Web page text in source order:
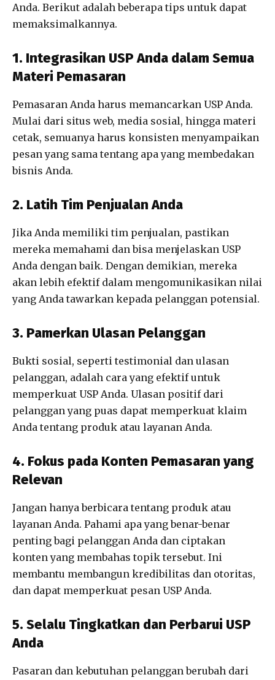
Anda. Berikut adalah beberapa tips untuk dapat
memaksimalkannya.
1. Integrasikan USP Anda dalam Semua
Materi Pemasaran
Pemasaran Anda harus memancarkan USP Anda.
Mulai dari situs web, media sosial, hingga materi
cetak, semuanya harus konsisten menyampaikan
pesan yang sama tentang apa yang membedakan
bisnis Anda.
2. Latih Tim Penjualan Anda
Jika Anda memiliki tim penjualan, pastikan
mereka memahami dan bisa menjelaskan USP
Anda dengan baik. Dengan demikian, mereka
akan lebih efektif dalam mengomunikasikan nilai
yang Anda tawarkan kepada pelanggan potensial.
3. Pamerkan Ulasan Pelanggan
Bukti sosial, seperti testimonial dan ulasan
pelanggan, adalah cara yang efektif untuk
memperkuat USP Anda. Ulasan positif dari
pelanggan yang puas dapat memperkuat klaim
Anda tentang produk atau layanan Anda.
4. Fokus pada Konten Pemasaran yang
Relevan
Jangan hanya berbicara tentang produk atau
layanan Anda. Pahami apa yang benar-benar
penting bagi pelanggan Anda dan ciptakan
konten yang membahas topik tersebut. Ini
membantu membangun kredibilitas dan otoritas,
dan dapat memperkuat pesan USP Anda.
5. Selalu Tingkatkan dan Perbarui USP
Anda
Pasaran dan kebutuhan pelanggan berubah dari